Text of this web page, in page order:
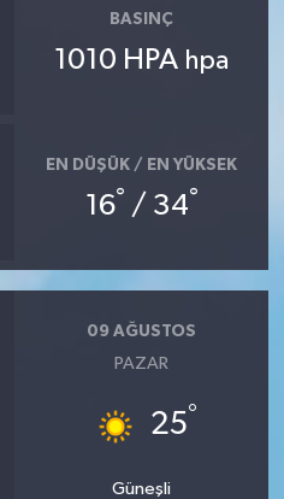
BASINÇ
1010 HPA hpa
EN DÜŞÜK / EN YÜKSEK
16° / 34°
09 AĞUSTOS
PAZAR
25°
Güneşli